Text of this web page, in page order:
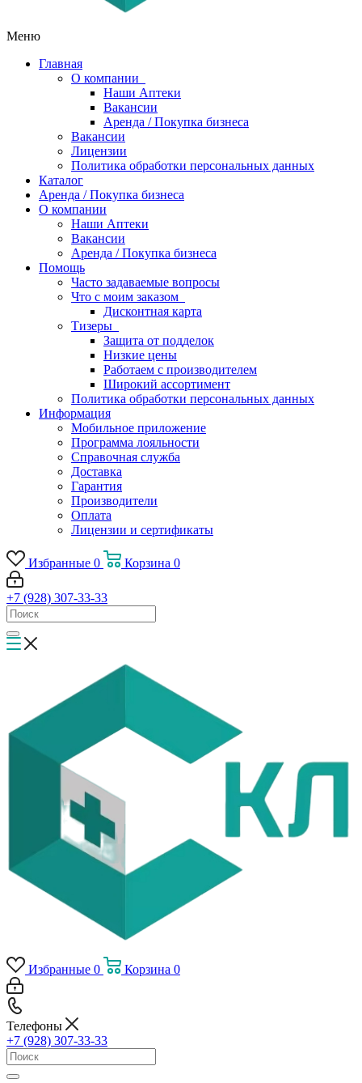
Меню
Главная
О компании
Наши Аптеки
Вакансии
Аренда / Покупка бизнеса
Вакансии
Лицензии
Политика обработки персональных данных
Каталог
Аренда / Покупка бизнеса
О компании
Наши Аптеки
Вакансии
Аренда / Покупка бизнеса
Помощь
Часто задаваемые вопросы
Что с моим заказом
Дисконтная карта
Тизеры
Защита от подделок
Низкие цены
Работаем с производителем
Широкий ассортимент
Политика обработки персональных данных
Информация
Мобильное приложение
Программа лояльности
Справочная служба
Доставка
Гарантия
Производители
Оплата
Лицензии и сертификаты
Избранные 0 Корзина 0
+7 (928) 307-33-33
Избранные 0 Корзина 0
Телефоны
+7 (928) 307-33-33